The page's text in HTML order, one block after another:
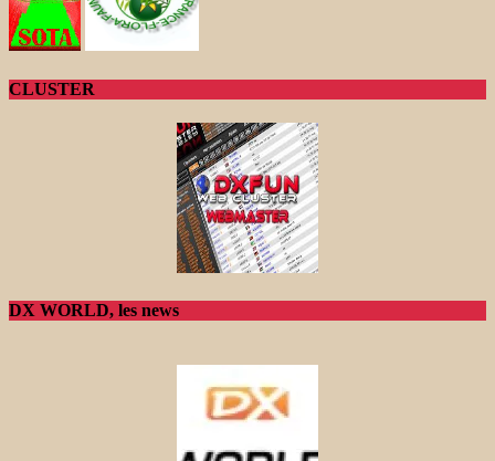
CLUSTER
DX WORLD, les news